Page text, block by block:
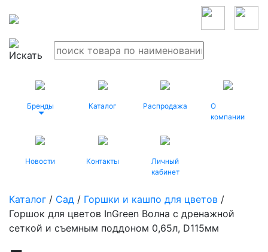
Бренды Каталог Распродажа
О
компании
Новости Контакты
Личный
кабинет
Каталог / Сад / Горшки и кашпо для цветов /
Горшок для цветов InGreen Волна с дренажной
сеткой и съемным поддоном 0,65л, D115мм